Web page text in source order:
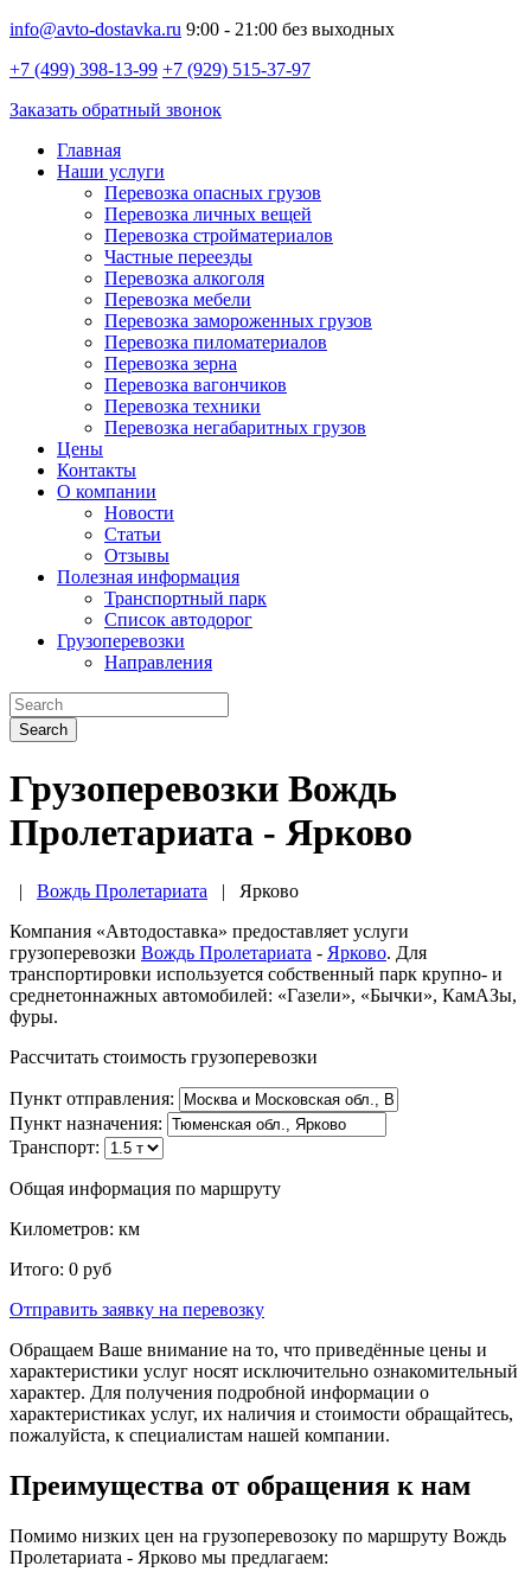
info@avto-dostavka.ru 9:00 - 21:00 без выходных
+7 (499) 398-13-99 +7 (929) 515-37-97
Заказать обратный звонок
Главная
Наши услуги
Перевозка опасных грузов
Перевозка личных вещей
Перевозка стройматериалов
Частные переезды
Перевозка алкоголя
Перевозка мебели
Перевозка замороженных грузов
Перевозка пиломатериалов
Перевозка зерна
Перевозка вагончиков
Перевозка техники
Перевозка негабаритных грузов
Цены
Контакты
О компании
Новости
Статьи
Отзывы
Полезная информация
Транспортный парк
Список автодорог
Грузоперевозки
Направления
Search
Грузоперевозки Вождь
Пролетариата - Ярково
| Вождь Пролетариата | Ярково
Компания «Автодоставка» предоставляет услуги
грузоперевозки Вождь Пролетариата - Ярково. Для
транспортировки используется собственный парк крупно- и
среднетоннажных автомобилей: «Газели», «Бычки», КамАЗы,
фуры.
Рассчитать стоимость грузоперевозки
Пункт отправления:
Пункт назначения:
Транспорт:
Общая информация по маршруту
Километров: км
Итого: 0 руб
Отправить заявку на перевозку
Обращаем Ваше внимание на то, что приведённые цены и
характеристики услуг носят исключительно ознакомительный
характер. Для получения подробной информации о
характеристиках услуг, их наличия и стоимости обращайтесь,
пожалуйста, к специалистам нашей компании.
Преимущества от обращения к нам
Помимо низких цен на грузоперевозоку по маршруту Вождь
Пролетариата - Ярково мы предлагаем: